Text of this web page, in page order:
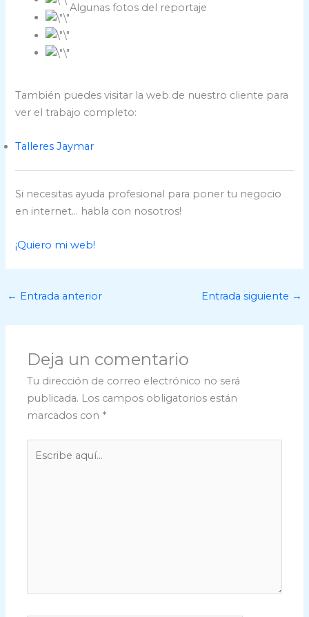
Algunas fotos del reportaje
También puedes visitar la web de nuestro cliente para
ver el trabajo completo:
Talleres Jaymar
Si necesitas ayuda profesional para poner tu negocio
en internet… habla con nosotros!
¡Quiero mi web!
← Entrada anterior Entrada siguiente →
Deja un comentario
Tu dirección de correo electrónico no será
publicada. Los campos obligatorios están
marcados con *